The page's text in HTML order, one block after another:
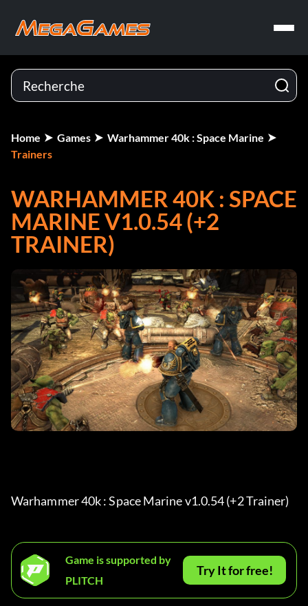
Home Games
Warhammer 40k : Space Marine
Trainers
WARHAMMER 40K : SPACE
MARINE V1.0.54 (+2
TRAINER)
Warhammer 40k : Space Marine v1.0.54 (+2 Trainer)
Game is supported by
PLITCH
Try It for free!